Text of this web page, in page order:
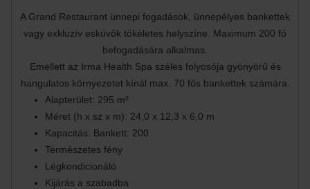
A Grand Restaurant ünnepi fogadások, ünnepélyes bankettek
vagy exkluzív esküvők tökéletes helyszíne. Maximum 200 fő
befogadására alkalmas.
Emellett az Irma Health Spa széles folyosója gyönyörű és
hangulatos környezetet kínál max. 70 fős bankettek számára.
Alapterület: 295 m²
Méret (h x sz x m): 24,0 x 12,3 x 6,0 m
Kapacitás: Bankett: 200
Természetes fény
Légkondicionáló
Kijárás a szabadba